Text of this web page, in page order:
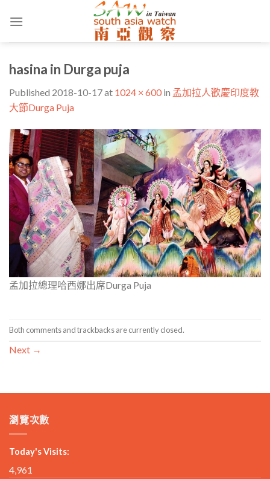
hasina in Durga puja
Published 2018-10-17at 1024 × 600 in 孟加拉人歡慶印度教
大節Durga Puja
孟加拉總理哈西娜出席Durga Puja
Both comments and trackbacks are currently closed.
Next →
瀏覽次數
Today's Visits:
4,961